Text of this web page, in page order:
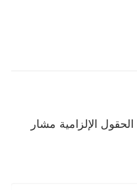
الحقول الإلزامية مشار